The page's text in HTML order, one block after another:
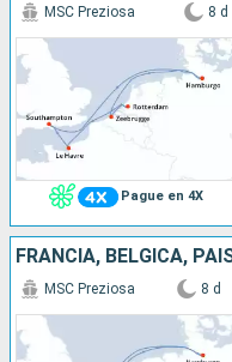
Pague en 4X
MSC Preziosa 8 d
MSC Preziosa 8 d